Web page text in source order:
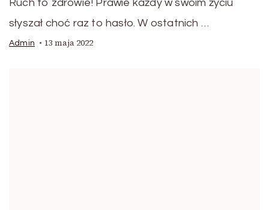
Ruch to zdrowie! Prawie każdy w swoim życiu
słyszał choć raz to hasło. W ostatnich …
Admin 13 maja 2022